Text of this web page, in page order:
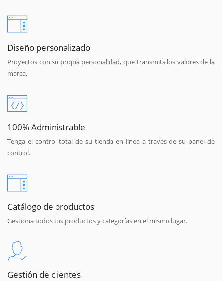
Diseño personalizado
Proyectos con su propia personalidad, que transmita los valores de la
marca.
100% Administrable
Tenga el control total de su tienda en línea a través de su panel de
control.
Catálogo de productos
Gestiona todos tus productos y categorías en el mismo lugar.
Gestión de clientes